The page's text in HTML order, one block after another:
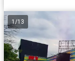
1/13